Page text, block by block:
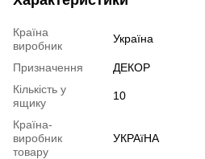
Країна
виробник
Україна
Призначення
ДЕКОР
Кількість у
ящику
10
Країна-
виробник
товару
УКРАїНА